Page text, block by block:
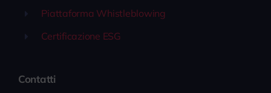
Piattaforma Whistleblowing
Certificazione ESG
Contatti